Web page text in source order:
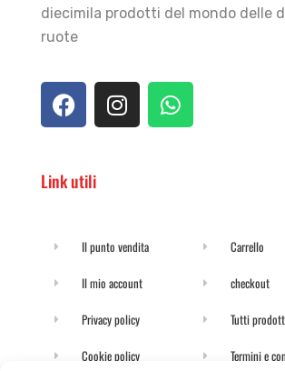
diecimila prodotti del mondo delle
ruote
Link utili
Il punto vendita
Il mio account
Privacy policy
Cookie policy
Carrello
checkout
Tutti
Termini e